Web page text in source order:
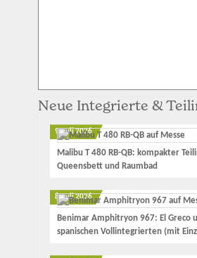
Neue Integrierte &
9. Juli 2026
Malibu T 480 RB-QB: kompakter
Queensbett und Raumbad
8. Juli 2026
Benimar Amphitryon 967: El Greco
spanischen Vollintegrierten (mit